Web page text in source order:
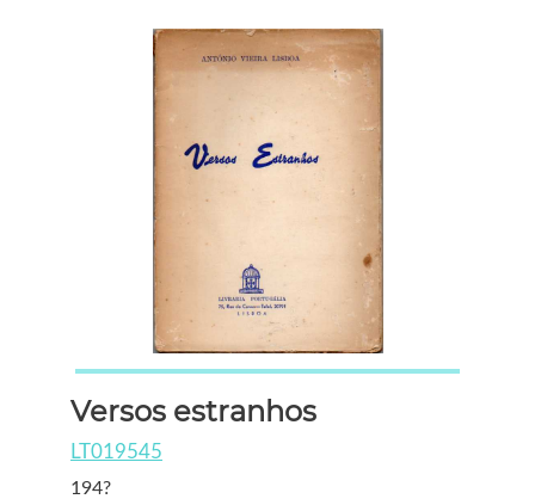
Versos estranhos
LT019545
194?